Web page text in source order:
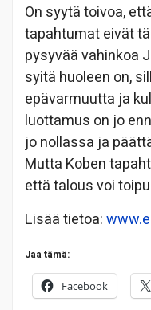
On syytä toivoa,
tapahtumat eivät
pysyvää vahinkoa
syitä huoleen on,
epävarmuutta ja
luottamus on jo
jo nollassa ja
Mutta Koben
että talous voi
Lisää tietoa:
Jaa tämä:
Facebook